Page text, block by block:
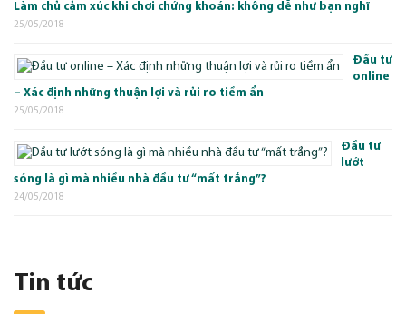
Làm chủ cảm xúc khi chơi chứng khoán: không dễ như bạn nghĩ
25/05/2018
Đầu tư
online
– Xác định những thuận lợi và rủi ro tiềm ẩn
25/05/2018
Đầu tư
lướt
sóng là gì mà nhiều nhà đầu tư “mất trắng”?
24/05/2018
Tin tức